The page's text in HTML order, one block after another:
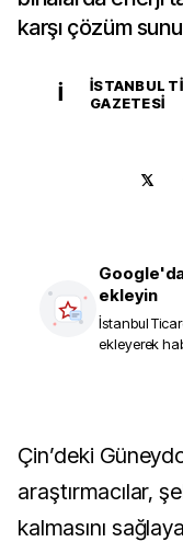
karşı çözüm
İ
İSTANBUL
GAZETESI
ekleyin
İstanbul
ekleyerek
Çin’deki Güneydoğu Üniversitesi’nden
araştırmacılar,
kalmasını